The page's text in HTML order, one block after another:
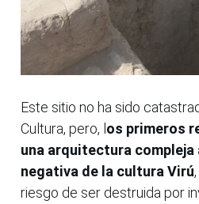
Este sitio no ha sido
Cultura, pero, los primeros
una arquitectura compleja
negativa de la cultura Virú
riesgo de ser destruida por